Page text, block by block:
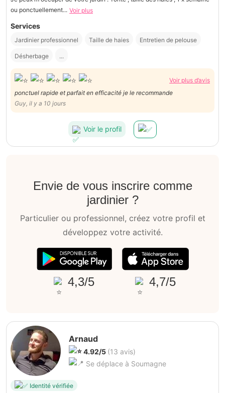
ou ponctuellement... Voir plus
Services
Jardinier professionnel Taille de haies Entretien de pelouse
Désherbage ...
Voir plus d’avis
ponctuel rapide et parfait en efficacité je le recommande
Guy, il y a 10 jours
Voir le profil
Envie de vous inscrire comme
jardinier ?
Particulier ou professionnel, créez votre profil et
développez votre activité.
4,3/5 4,7/5
Arnaud
4.92/5 (13 avis)
Se déplace à Soumagne
Identité vérifiée